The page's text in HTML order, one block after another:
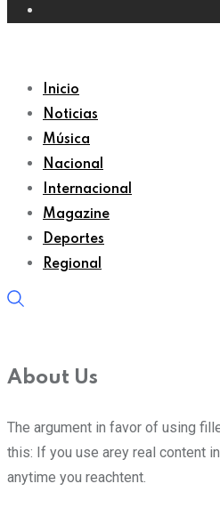
Inicio
Noticias
Música
Nacional
Internacional
Magazine
Deportes
Regional
About Us
The argument in favor of using
this: If you use arey real content
anytime you reachtent.